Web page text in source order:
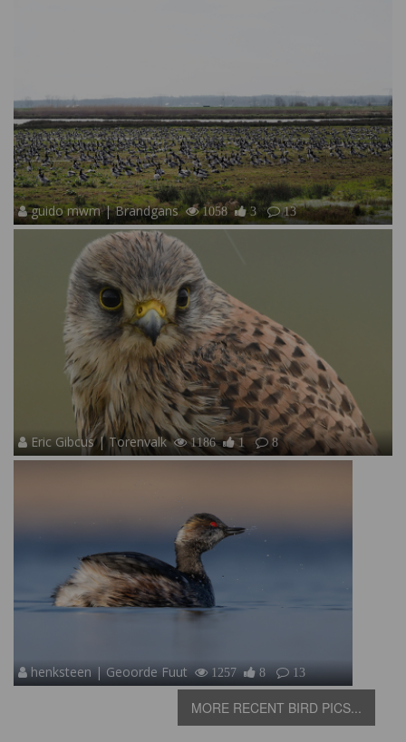
guido mwm | Brandgans 1058 3 13
Eric Gibcus | Torenvalk 1186 1 8
henksteen | Geoorde Fuut 1257 8 13
MORE RECENT BIRD PICS...